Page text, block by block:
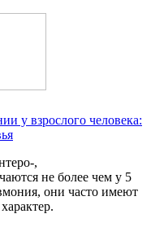
у взрослого человека:
,
не более чем у 5
они часто имеют